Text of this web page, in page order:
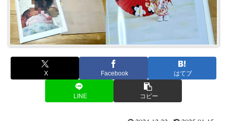
X Facebook はてブ
LINE コピー